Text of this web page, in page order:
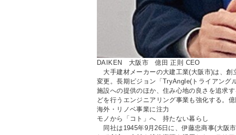
DAIKEN 大阪市 億田 正則 CEO
大手建材メーカーの大建工業(大阪市)は、創
変更。長期ビジョン「TryAngle(トライアング
施設への提供のほか、住み心地の良さを追求
どを行うエンジニアリング事業も強化する。
海外・リノベ事業に注力
モノから「コト」へ 持たない暮らし
同社は1945年9月26日に、伊藤忠商事(大阪